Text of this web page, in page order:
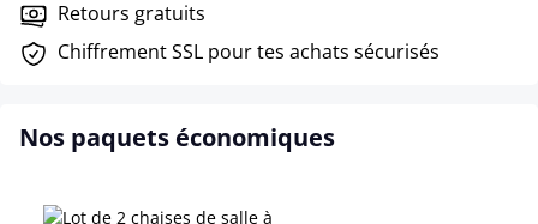
Retours gratuits
Chiffrement SSL pour tes achats sécurisés
Nos paquets économiques